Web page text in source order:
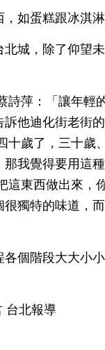
如蛋糕跟冰淇淋
城，除了仰望
詩萍：「讓年輕
他迪化街老街
十歲了，三十歲
我覺得要用這
這東西做出來，
獨特的味道，
個階段大大小
台北報導